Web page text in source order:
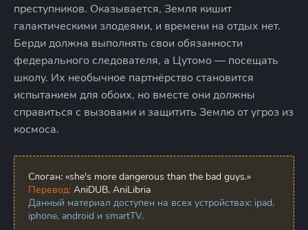
преступников. Оказывается, Земля кишит
галактическими злодеями, и времени на отдых нет.
Берди должна выполнять свои обязанности
федерального следователя, а Цутомо — посещать
школу. Их необычное партнёрство становится
испытанием для обоих, но вместе они должны
справиться с вызовами и защитить Землю от угроз из
космоса.
Слоган: «she's more dangerous than the bad guys.»
Перевод: AniDUB, AniLibria
Данный материал доступен на всех устройствах: ipad,
iphone, android и smartTV.